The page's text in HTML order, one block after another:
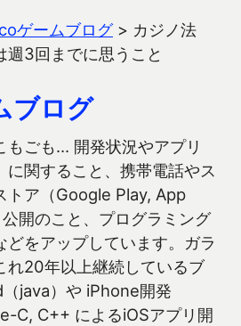
ゲームブログ> カジノ法
週3回までに思うこと
ブログ
もごも… 開発状況やアプリ
に関すること、携帯電話やス
トア（Google Play, App
開のこと、プログラミング
どをアップしています。ガラ
れ20年以上継続しているブ
java）や iPhone開発
C, C++ によるiOSアプリ開